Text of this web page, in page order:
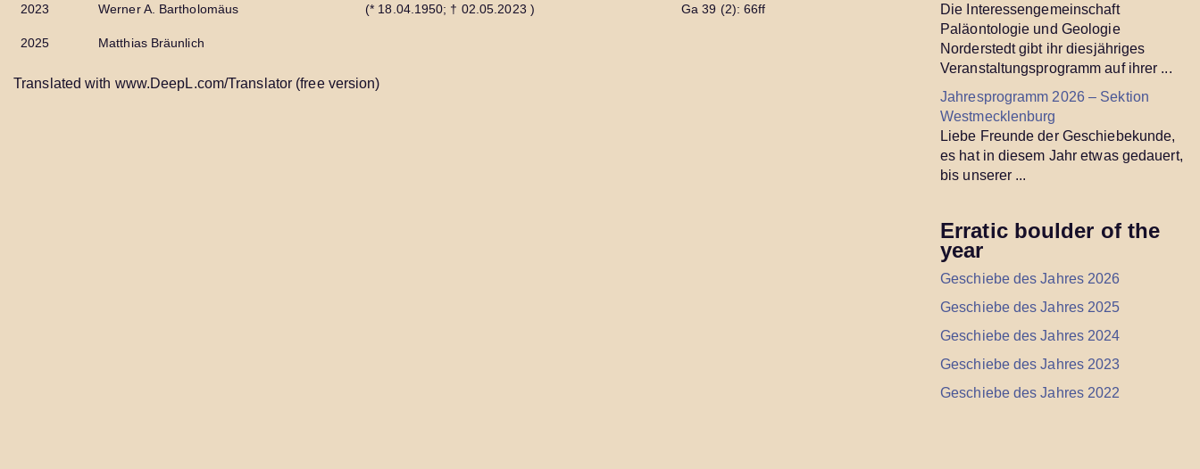
2023 Werner A. Bartholomäus (* 18.04.1950; † 02.05.2023 ) Ga 39 (2): 66ff
2025 Matthias Bräunlich
Translated with www.DeepL.com/Translator (free version)
Die Interessengemeinschaft
Paläontologie und Geologie
Norderstedt gibt ihr diesjähriges
Veranstaltungsprogramm auf ihrer ...
Jahresprogramm 2026 – Sektion
Westmecklenburg
Liebe Freunde der Geschiebekunde,
es hat in diesem Jahr etwas gedauert,
bis unserer ...
Erratic boulder of the
year
Geschiebe des Jahres 2026
Geschiebe des Jahres 2025
Geschiebe des Jahres 2024
Geschiebe des Jahres 2023
Geschiebe des Jahres 2022